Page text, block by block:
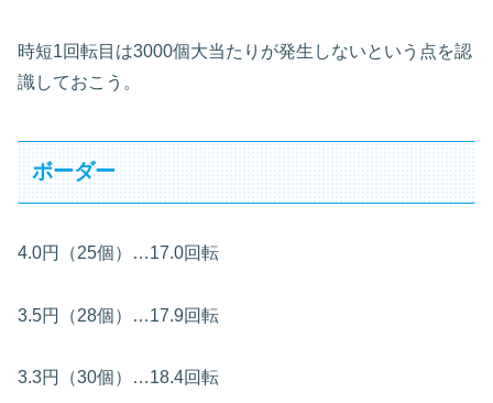
時短1回転目は3000個大当たりが発生しないという点を認
識しておこう。
ボーダー
4.0円（25個）…17.0回転
3.5円（28個）…17.9回転
3.3円（30個）…18.4回転